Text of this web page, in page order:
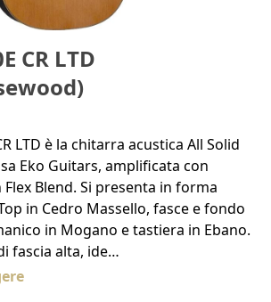
CR LTD
LTD è la chitarra acustica All Solid
Eko Guitars, amplificata con
Blend. Si presenta in forma
in Cedro Massello, fasce e fondo
in Mogano e tastiera in Ebano.
fascia alta, ide…